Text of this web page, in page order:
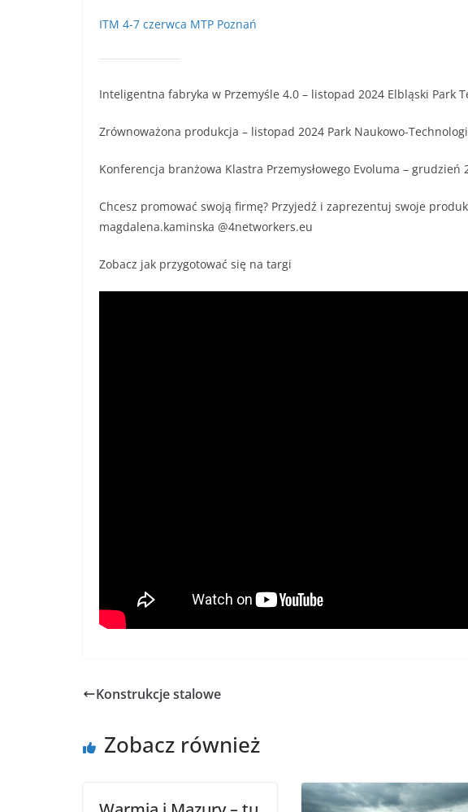
ITM 4-7 czerwca MTP Poznań
Inteligentna fabryka w Przemyśle 4.0 – listopad 2024 Elbląski Park
Zrównoważona produkcja – listopad 2024 Park Naukowo-
Konferencja branżowa Klastra Przemysłowego Evoluma – grudzień
Chcesz promować swoją firmę? Przyjedź i zaprezentuj swoje
magdalena.kaminska @4networkers.eu
Zobacz jak przygotować się na targi
Konstrukcje stalowe
Zobacz również